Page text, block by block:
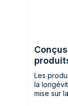
jamais
Les
la
mise sur